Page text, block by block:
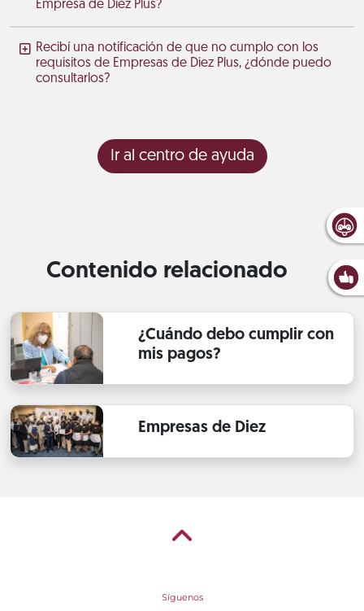
Empresa de Diez Plus?
Recibí una notificación de que no cumplo con los
requisitos de Empresas de Diez Plus, ¿dónde puedo
consultarlos?
Ir al centro de ayuda
Contenido relacionado
¿Cuándo debo cumplir con
mis pagos?
Empresas de Diez
Síguenos